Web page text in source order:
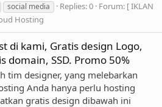
social media Replies: 0 Forum: [ IKLAN
Hosting
di kami, Gratis design Logo,
domain, SSD. Promo 50%
tim designer, yang melebarkan
Anda hanya perlu hosting
gratis design dibawah ini